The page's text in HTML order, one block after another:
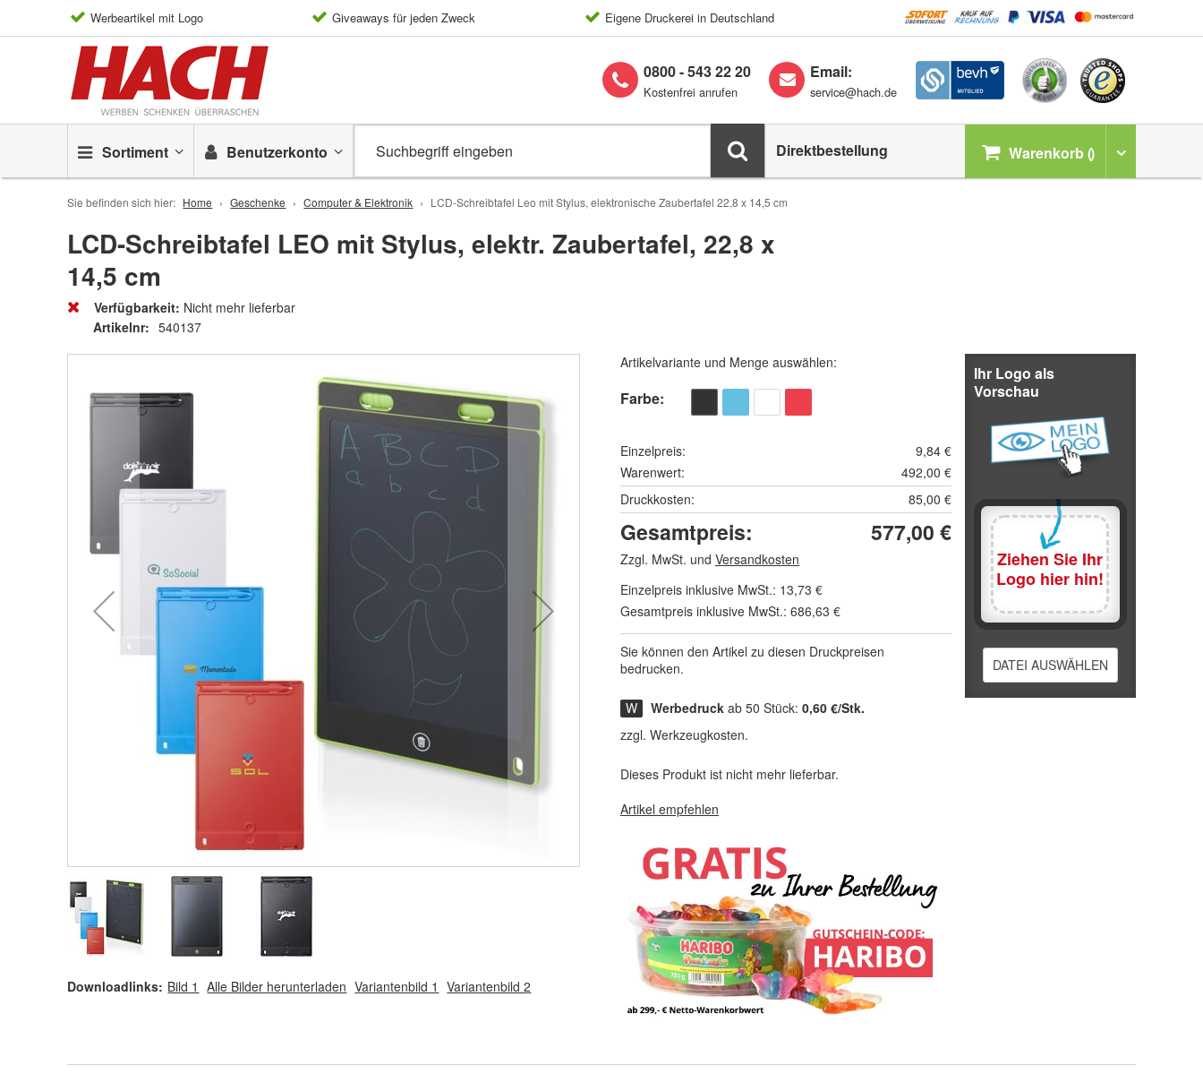
Werbeartikel mit Logo Giveaways für jeden Zweck Eigene Druckerei in Deutschland
0800 - 543 22 20
Kostenfrei anrufen
Email:
service@hach.de
Sortiment Warenkorb
Benutzerkonto Direktbestellung
Sie befinden sich hier: Home Geschenke Computer & Elektronik LCD-Schreibtafel Leo mit Stylus, elektronische Zaubertafel 22,8 x 14,5 cm
LCD-Schreibtafel LEO mit Stylus, elektr. Zaubertafel, 22,8 x
14,5 cm
Verfügbarkeit: Nicht mehr lieferbar
Artikelnr: 540137
Downloadlinks: Bild 1 Alle Bilder herunterladen Variantenbild 1 Variantenbild 2
Artikelvariante und Menge auswählen:
Farbe
Einzelpreis:
9,84 €
Warenwert:
492,00 €
Druckkosten:
85,00 €
Gesamtpreis: 577,00 €
Zzgl. MwSt. und Versandkosten
Einzelpreis inklusive MwSt.: 13,73 €
Gesamtpreis inklusive MwSt.: 686,63 €
Sie können den Artikel zu diesen Druck­preisen
bedrucken.
Werbedruck ab 50 Stück: 0,60 €/Stk.
zzgl. Werkzeugkosten.
Dieses Produkt ist nicht mehr lieferbar.
Artikel empfehlen
Ihr Logo als
Vorschau
Ziehen Sie Ihr
Logo hier hin!
DATEI AUSWÄHLEN